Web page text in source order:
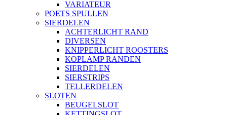
VARIATEUR
POETS SPULLEN
SIERDELEN
ACHTERLICHT RAND
DIVERSEN
KNIPPERLICHT ROOSTERS
KOPLAMP RANDEN
SIERDELEN
SIERSTRIPS
TELLERDELEN
SLOTEN
BEUGELSLOT